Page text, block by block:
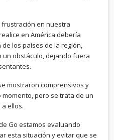
en nuestra
en América debería
los países de la región,
obstáculo, dejando fuera
mostraron comprensivos y
pero se trata de un
ellos.
Go estamos evaluando
esta situación y evitar que se